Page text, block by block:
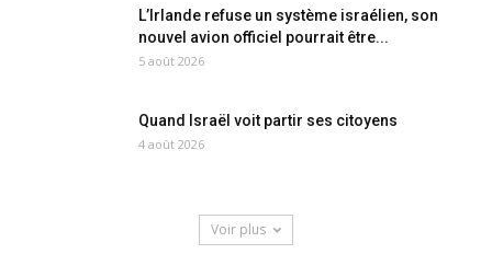
L’Irlande refuse un système israélien, son
nouvel avion officiel pourrait être...
5 août 2026
Quand Israël voit partir ses citoyens
4 août 2026
Voir plus